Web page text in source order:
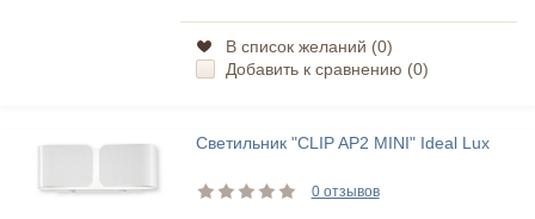
В список желаний (0)
Добавить к сравнению (0)
Светильник "CLIP AP2 MINI" Ideal Lux
0 отзывов